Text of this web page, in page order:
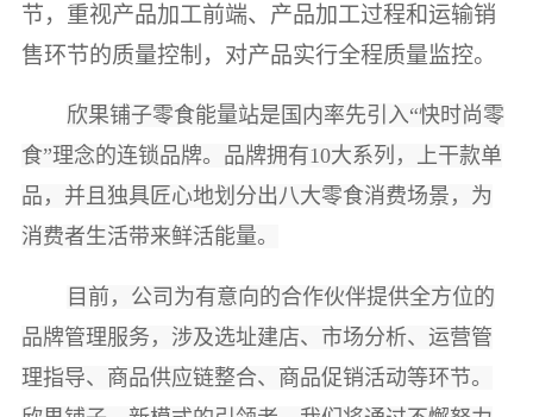
节，重视产品加工前端、产品加工过程和运输销
售环节的质量控制，对产品实行全程质量监控。
欣果铺子零食能量站是国内率先引入“快时尚零
食”理念的连锁品牌。品牌拥有10大系列，上干款单
品，并且独具匠心地划分出八大零食消费场景，为
消费者生活带来鲜活能量。
目前，公司为有意向的合作伙伴提供全方位的
品牌管理服务，涉及选址建店、市场分析、运营管
理指导、商品供应链整合、商品促销活动等环节。